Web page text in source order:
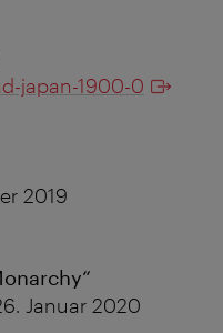
japan-1900-0
2019
Januar 2020